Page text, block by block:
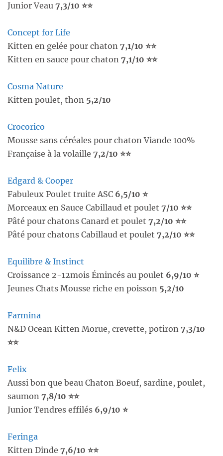
Junior Veau 7,3/10 ⭐⭐
Concept for Life
Kitten en gelée pour chaton 7,1/10 ⭐⭐
Kitten en sauce pour chaton 7,1/10 ⭐⭐
Cosma Nature
Kitten poulet, thon 5,2/10
Crocorico
Mousse sans céréales pour chaton Viande 100%
Française à la volaille 7,2/10 ⭐⭐
Edgard & Cooper
Fabuleux Poulet truite ASC 6,5/10 ⭐
Morceaux en Sauce Cabillaud et poulet 7/10 ⭐⭐
Pâté pour chatons Canard et poulet 7,2/10 ⭐⭐
Pâté pour chatons Cabillaud et poulet 7,2/10 ⭐⭐
Equilibre & Instinct
Croissance 2-12mois Émincés au poulet 6,9/10 ⭐
Jeunes Chats Mousse riche en poisson 5,2/10
Farmina
N&D Ocean Kitten Morue, crevette, potiron 7,3/10
⭐⭐
Felix
Aussi bon que beau Chaton Boeuf, sardine, poulet,
saumon 7,8/10 ⭐⭐
Junior Tendres effilés 6,9/10 ⭐
Feringa
Kitten Dinde 7,6/10 ⭐⭐